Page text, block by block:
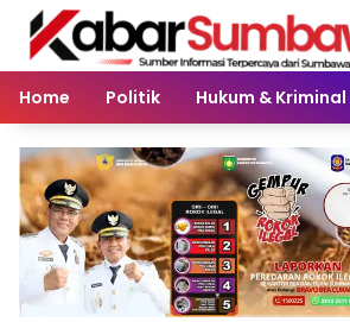
Langsung
konten
Home
Politik Hukum & Kriminal